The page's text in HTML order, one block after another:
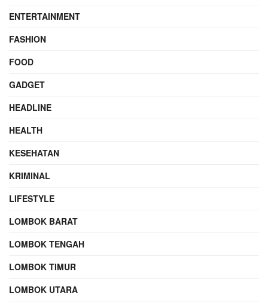
ENTERTAINMENT
FASHION
FOOD
GADGET
HEADLINE
HEALTH
KESEHATAN
KRIMINAL
LIFESTYLE
LOMBOK BARAT
LOMBOK TENGAH
LOMBOK TIMUR
LOMBOK UTARA